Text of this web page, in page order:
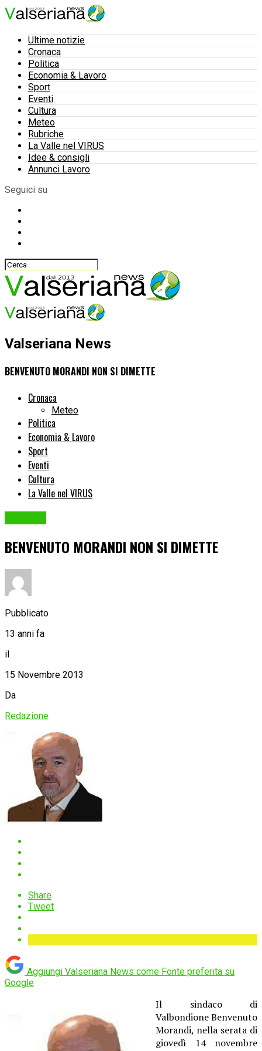
Ultime notizie
Cronaca
Politica
Economia & Lavoro
Sport
Eventi
Cultura
Meteo
Rubriche
La Valle nel VIRUS
Idee & consigli
Annunci Lavoro
Seguici su
Valseriana News
BENVENUTO MORANDI NON SI DIMETTE
Cronaca
Meteo
Politica
Economia & Lavoro
Sport
Eventi
Cultura
La Valle nel VIRUS
BENVENUTO MORANDI NON SI DIMETTE
Pubblicato
13 anni fa
il
15 Novembre 2013
Da
Redazione
Share
Tweet
Aggiungi Valseriana News come Fonte preferita su
Google
Il sindaco di
Valbondione Benvenuto
Morandi, nella serata di
giovedì 14 novembre